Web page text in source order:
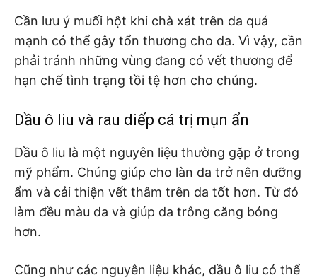
Cần lưu ý muối hột khi chà xát trên da quá
mạnh có thể gây tổn thương cho da. Vì vậy, cần
phải tránh những vùng đang có vết thương để
hạn chế tình trạng tồi tệ hơn cho chúng.
Dầu ô liu và rau diếp cá trị mụn ẩn
Dầu ô liu là một nguyên liệu thường gặp ở trong
mỹ phẩm. Chúng giúp cho làn da trở nên dưỡng
ẩm và cải thiện vết thâm trên da tốt hơn. Từ đó
làm đều màu da và giúp da trông căng bóng
hơn.
Cũng như các nguyên liệu khác, dầu ô liu có thể